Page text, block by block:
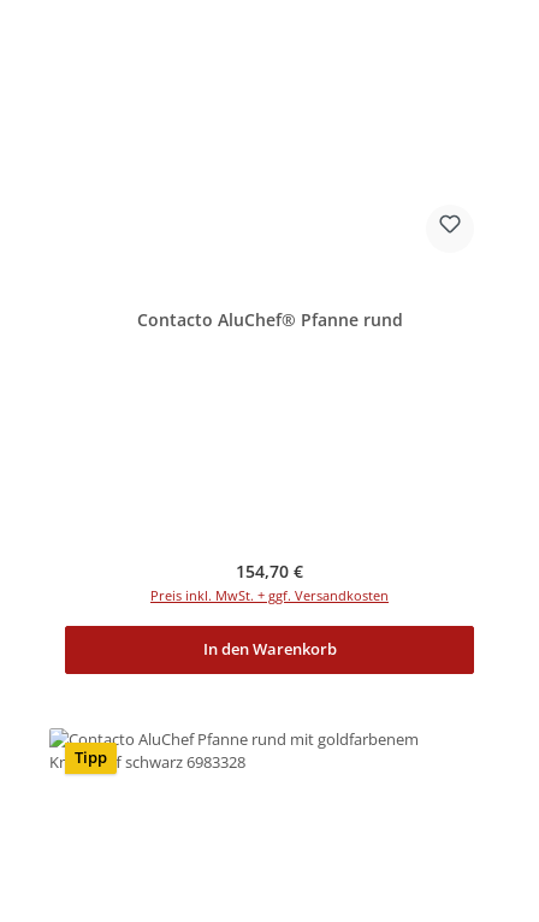
Contacto AluChef® Pfanne rund
Regulärer Preis:
154,70 €
Preis inkl. MwSt. + ggf. Versandkosten
In den Warenkorb
Tipp